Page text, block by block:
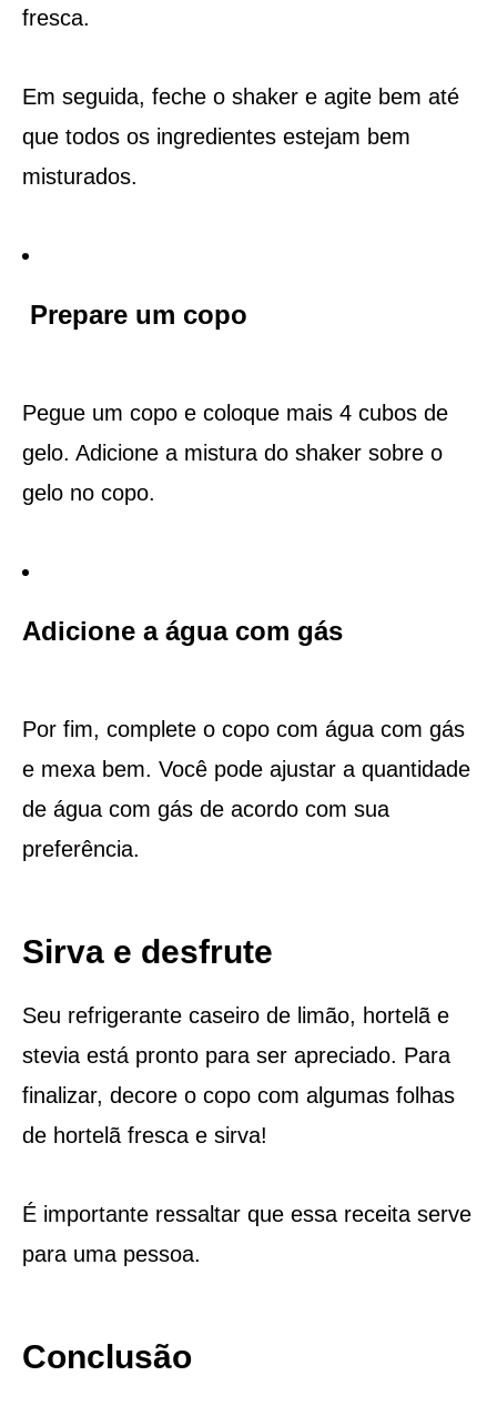
fresca.
Em seguida, feche o shaker e agite bem até
que todos os ingredientes estejam bem
misturados.
Prepare um copo
Pegue um copo e coloque mais 4 cubos de
gelo. Adicione a mistura do shaker sobre o
gelo no copo.
Adicione a água com gás
Por fim, complete o copo com água com gás
e mexa bem. Você pode ajustar a quantidade
de água com gás de acordo com sua
preferência.
Sirva e desfrute
Seu refrigerante caseiro de limão, hortelã e
stevia está pronto para ser apreciado. Para
finalizar, decore o copo com algumas folhas
de hortelã fresca e sirva!
É importante ressaltar que essa receita serve
para uma pessoa.
Conclusão